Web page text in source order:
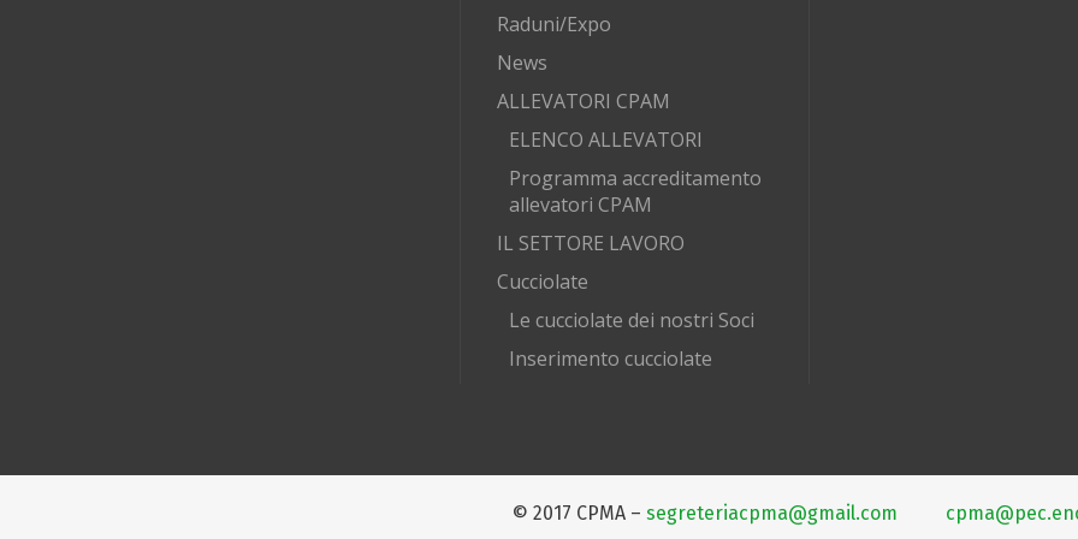
Raduni/Expo
News
ALLEVATORI CPAM
ELENCO ALLEVATORI
Programma accreditamento
allevatori CPAM
IL SETTORE LAVORO
Cucciolate
Le cucciolate dei nostri Soci
Inserimento cucciolate
© 2017 CPMA – segreteriacpma@gmail.com